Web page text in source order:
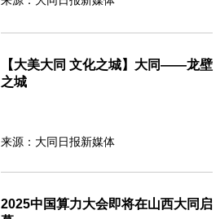
【大美大同 文化之城】大同——龙壁
之城
来源：大同日报新媒体
2025中国算力大会即将在山西大同启